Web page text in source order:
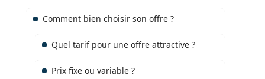
Comment bien choisir son offre ?
Quel tarif pour une offre attractive ?
Prix fixe ou variable ?